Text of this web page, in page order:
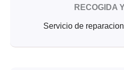
RECOGIDA
Servicio de